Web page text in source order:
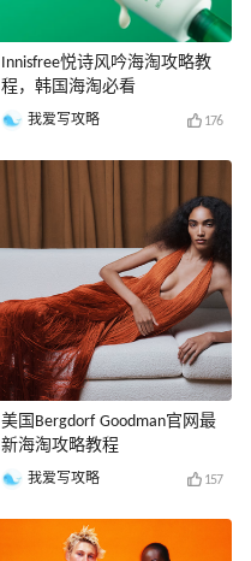
Innisfree悦诗风吟海淘攻略教
程，韩国海淘必看
我爱写攻略 176
美国Bergdorf Goodman官网最
新海淘攻略教程
我爱写攻略 157